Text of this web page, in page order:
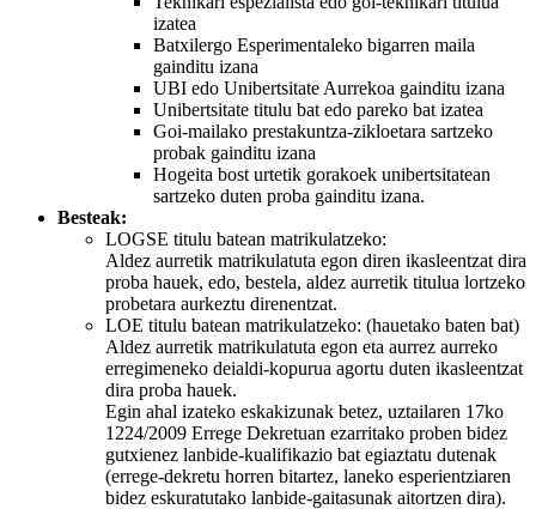
izatea
Batxilergo Esperimentaleko bigarren maila
gainditu izana
UBI edo Unibertsitate Aurrekoa gainditu izana
Unibertsitate titulu bat edo pareko bat izatea
Goi-mailako prestakuntza-zikloetara sartzeko
probak gainditu izana
Hogeita bost urtetik gorakoek unibertsitatean
sartzeko duten proba gainditu izana.
Besteak:
LOGSE titulu batean matrikulatzeko:
Aldez aurretik matrikulatuta egon diren ikasleentzat dira
proba hauek, edo, bestela, aldez aurretik titulua lortzeko
probetara aurkeztu direnentzat.
LOE titulu batean matrikulatzeko: (hauetako baten bat)
Aldez aurretik matrikulatuta egon eta aurrez aurreko
erregimeneko deialdi-kopurua agortu duten ikasleentzat
dira proba hauek.
Egin ahal izateko eskakizunak betez, uztailaren 17ko
1224/2009 Errege Dekretuan ezarritako proben bidez
gutxienez lanbide-kualifikazio bat egiaztatu dutenak
(errege-dekretu horren bitartez, laneko esperientziaren
bidez eskuratutako lanbide-gaitasunak aitortzen dira).